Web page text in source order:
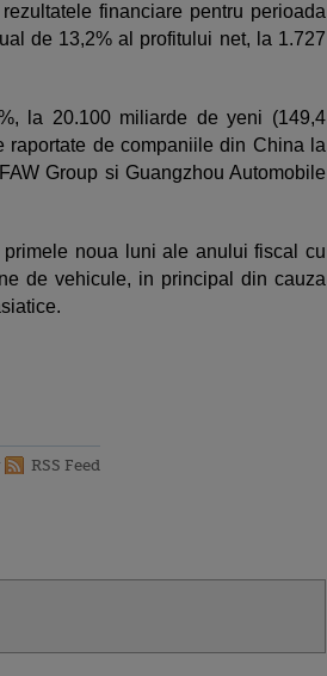
financiare pentru perioada
de 13,2% al profitului net, la 1.727
la 20.100 miliarde de yeni (149,4
raportate de companiile din China la
Group si Guangzhou Automobile
noua luni ale anului fiscal cu
de vehicule, in principal din cauza
RSS Feed